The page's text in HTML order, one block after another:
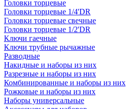
Головки торцевые
Головки торцевые 1/4'DR
Головки торцевые свечные
Головки торцевые 1/2'DR
Ключи гаечные
Ключи трубные рычажные
Разводные
Накидные и наборы из них
Разрезные и наборы из них
Комбинированные и наборы из них
Рожковые и наборы из них
Наборы универсальные